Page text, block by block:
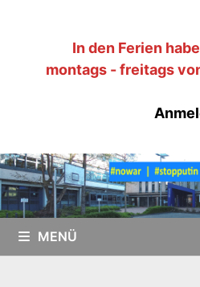
In den Ferien
montags - freitags
MENÜ